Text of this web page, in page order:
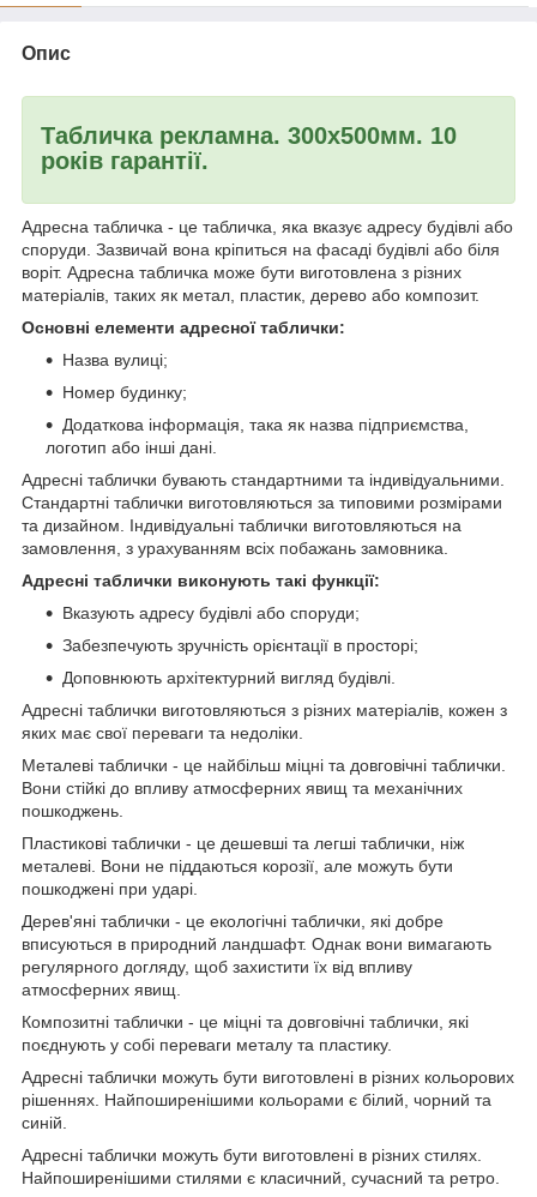
Опис
Табличка рекламна. 300х500мм. 10
років гарантії.
Адресна табличка - це табличка, яка вказує адресу будівлі або
споруди. Зазвичай вона кріпиться на фасаді будівлі або біля
воріт. Адресна табличка може бути виготовлена з різних
матеріалів, таких як метал, пластик, дерево або композит.
Основні елементи адресної таблички:
Назва вулиці;
Номер будинку;
Додаткова інформація, така як назва підприємства,
логотип або інші дані.
Адресні таблички бувають стандартними та індивідуальними.
Стандартні таблички виготовляються за типовими розмірами
та дизайном. Індивідуальні таблички виготовляються на
замовлення, з урахуванням всіх побажань замовника.
Адресні таблички виконують такі функції:
Вказують адресу будівлі або споруди;
Забезпечують зручність орієнтації в просторі;
Доповнюють архітектурний вигляд будівлі.
Адресні таблички виготовляються з різних матеріалів, кожен з
яких має свої переваги та недоліки.
Металеві таблички - це найбільш міцні та довговічні таблички.
Вони стійкі до впливу атмосферних явищ та механічних
пошкоджень.
Пластикові таблички - це дешевші та легші таблички, ніж
металеві. Вони не піддаються корозії, але можуть бути
пошкоджені при ударі.
Дерев'яні таблички - це екологічні таблички, які добре
вписуються в природний ландшафт. Однак вони вимагають
регулярного догляду, щоб захистити їх від впливу
атмосферних явищ.
Композитні таблички - це міцні та довговічні таблички, які
поєднують у собі переваги металу та пластику.
Адресні таблички можуть бути виготовлені в різних кольорових
рішеннях. Найпоширенішими кольорами є білий, чорний та
синій.
Адресні таблички можуть бути виготовлені в різних стилях.
Найпоширенішими стилями є класичний, сучасний та ретро.